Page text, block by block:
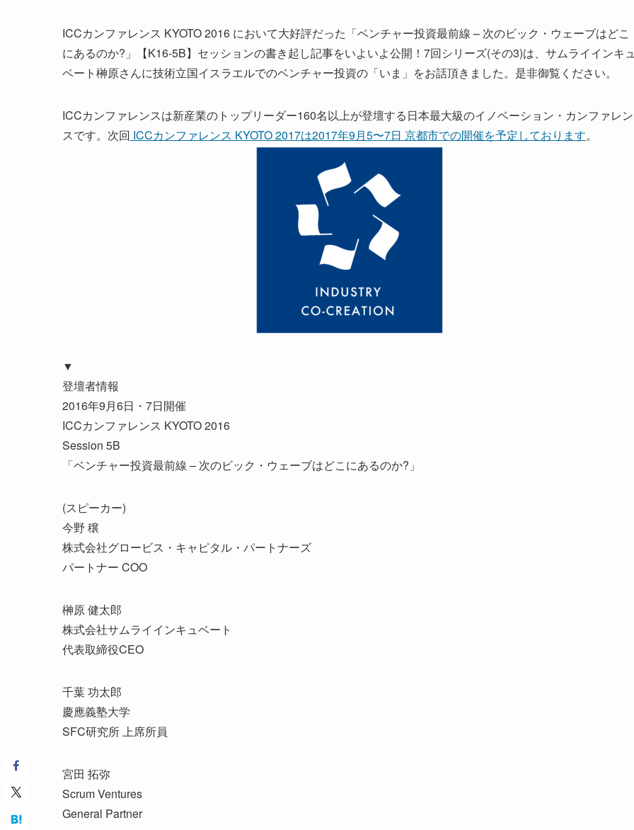
ICCカンファレンス KYOTO 2016 において大好評だった「ベンチャー投資最前線 – 次のビック・ウェーブはどこ
にあるのか?」【K16-5B】セッションの書き起し記事をいよいよ公開！7回シリーズ(その3)は、サムライインキ
ベート榊原さんに技術立国イスラエルでのベンチャー投資の「いま」をお話頂きました。是非御覧ください。
ICCカンファレンスは新産業のトップリーダー160名以上が登壇する日本最大級のイノベーション・カンファレン
スです。次回 ICCカンファレンス KYOTO 2017は2017年9月5〜7日 京都市での開催を予定しております。
▼
登壇者情報
2016年9月6日・7日開催
ICCカンファレンス KYOTO 2016
Session 5B
「ベンチャー投資最前線 – 次のビック・ウェーブはどこにあるのか?」
(スピーカー)
今野 穣
株式会社グロービス・キャピタル・パートナーズ
パートナー COO
榊原 健太郎
株式会社サムライインキュベート
代表取締役CEO
千葉 功太郎
慶應義塾大学
SFC研究所 上席所員
宮田 拓弥
Scrum Ventures
General Partner